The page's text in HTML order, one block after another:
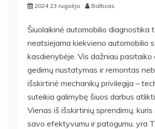
2024 23 rugsėjo Balticas
Šiuolaikinė automobilio diagnostika
neatsiejama kiekvieno automobilio
kasdienybėje. Vis dažniau pasitaiko
gedimų nustatymas ir remontas
išskirtinė mechanikų privilegija –
suteikia galimybę šiuos darbus
Vienas iš išskirtinių sprendimų,
savo efektyvumu ir patogumu, yra